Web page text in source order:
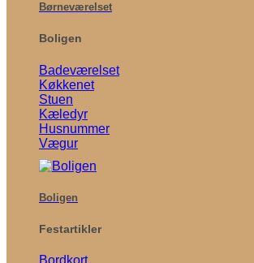
Børneværelset
Boligen
Badeværelset
Køkkenet
Stuen
Kæledyr
Husnummer
Vægur
Boligen
Festartikler